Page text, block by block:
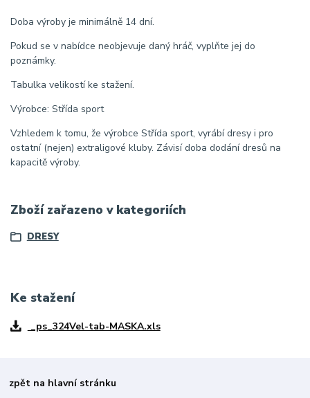
Doba výroby je minimálně 14 dní.
Pokud se v nabídce neobjevuje daný hráč, vyplňte jej do
poznámky.
Tabulka velikostí ke stažení.
Výrobce: Střída sport
Vzhledem k tomu, že výrobce Střída sport, vyrábí dresy i pro
ostatní (nejen) extraligové kluby. Závisí doba dodání dresů na
kapacitě výroby.
Zboží zařazeno v kategoriích
DRESY
Ke stažení
_ps_324Vel-tab-MASKA.xls
zpět na hlavní stránku